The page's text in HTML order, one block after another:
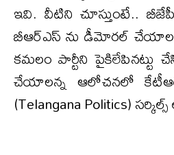
ఇవి. వీటిని చూస్తుంటే..
బీఆర్ఎస్ ను డీమోరల్
కమలం పార్టీని పైకిలేపినట్టు
చేయాలన్న ఆలోచనలో
(Telangana Politics)